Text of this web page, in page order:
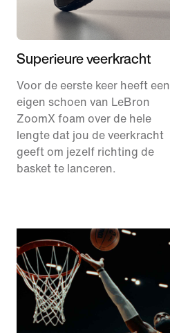
Superieure veerkracht
Voor de eerste keer heeft een
eigen schoen van LeBron
ZoomX foam over de hele
lengte dat jou de veerkracht
geeft om jezelf richting de
basket te lanceren.